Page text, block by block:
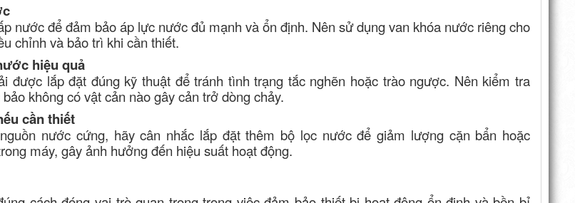
nước để đảm bảo áp lực nước đủ mạnh và ổn định. Nên sử dụng van khóa nước riêng cho
chỉnh và bảo trì khi cần thiết.
hiệu quả
được lắp đặt đúng kỹ thuật để tránh tình trạng tắc nghẽn hoặc trào ngược. Nên kiểm tra
không có vật cản nào gây cản trở dòng chảy.
cần thiết
nước cứng, hãy cân nhắc lắp đặt thêm bộ lọc nước để giảm lượng cặn bẩn hoặc
máy, gây ảnh hưởng đến hiệu suất hoạt động.